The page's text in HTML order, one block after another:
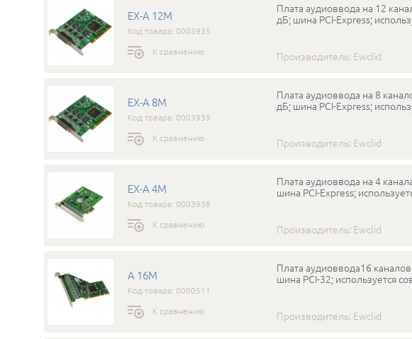
EX-A 12M
Код товара: 0003935
К сравнению
Плата аудиоввода на 12
дБ; шина PCI-Express;
Производитель: Ewclid
EX-A 8M
Код товара: 0003939
К сравнению
Плата аудиоввода на 8
дБ; шина PCI-Express;
Производитель: Ewclid
EX-A 4M
Код товара: 0003938
К сравнению
Плата аудиоввода на 4
шина PCI-Express;
Производитель: Ewclid
A 16M
Код товара: 0000511
К сравнению
Плата аудиоввода16
шина PCI-32; используется
Производитель: Ewclid